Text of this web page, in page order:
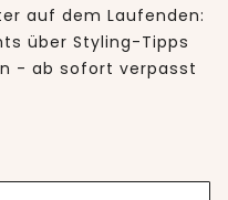
auf dem Laufenden:
über Styling-Tipps
- ab sofort verpasst